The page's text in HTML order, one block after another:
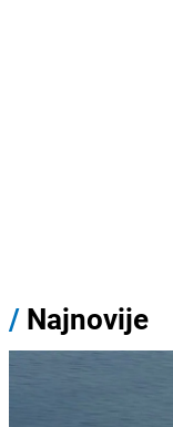
/ Najnovije